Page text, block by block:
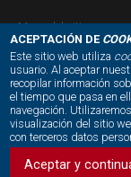
Grupo de
(GRECO) (1999).
colombiano,
número 121,
Catmull, E., and
ACEPTACIÓN DE
Este sitio web utiliza
usuario. Al aceptar
recopilar información
el tiempo que pasa en
navegación.
visualización del sitio
con terceros datos
Aceptar y
Mapa del sitio